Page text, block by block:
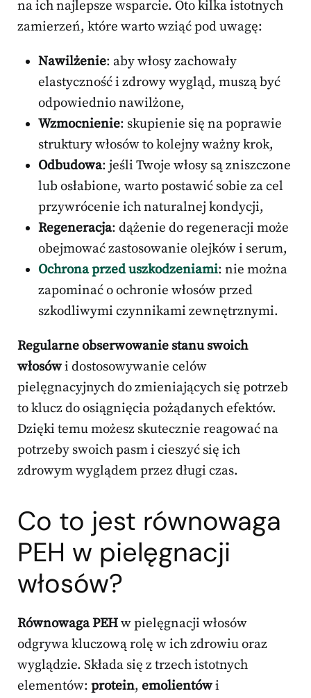
na ich najlepsze wsparcie. Oto kilka istotnych
zamierzeń, które warto wziąć pod uwagę:
Nawilżenie: aby włosy zachowały
elastyczność i zdrowy wygląd, muszą być
odpowiednio nawilżone,
Wzmocnienie: skupienie się na poprawie
struktury włosów to kolejny ważny krok,
Odbudowa: jeśli Twoje włosy są zniszczone
lub osłabione, warto postawić sobie za cel
przywrócenie ich naturalnej kondycji,
Regeneracja: dążenie do regeneracji może
obejmować zastosowanie olejków i serum,
Ochrona przed uszkodzeniami: nie można
zapominać o ochronie włosów przed
szkodliwymi czynnikami zewnętrznymi.
Regularne obserwowanie stanu swoich
włosówi dostosowywanie celów
pielęgnacyjnych do zmieniających się potrzeb
to klucz do osiągnięcia pożądanych efektów.
Dzięki temu możesz skutecznie reagować na
potrzeby swoich pasm i cieszyć się ich
zdrowym wyglądem przez długi czas.
Co to jest równowaga
PEH w pielęgnacji
włosów?
Równowaga PEHw pielęgnacji włosów
odgrywa kluczową rolę w ich zdrowiu oraz
wyglądzie. Składa się z trzech istotnych
elementów: protein, emolientówi